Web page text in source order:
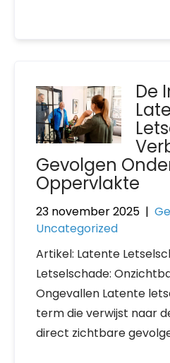
De
Gevolgen
Oppervlakte
23 november 2025 |
Uncategorized
Artikel: Latente
Letselschade:
Ongevallen Latente
term die verwijst naar
direct zichtbare